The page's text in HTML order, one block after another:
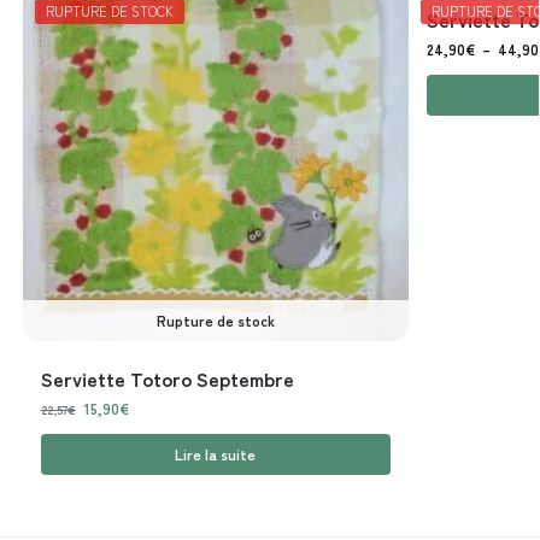
RUPTURE DE STOCK
Rupture de stock
Serviette Totoro Septembre
22,57€ 15,90€
Lire la suite
RUPTURE DE
Serviette
24,90€ – 44,90